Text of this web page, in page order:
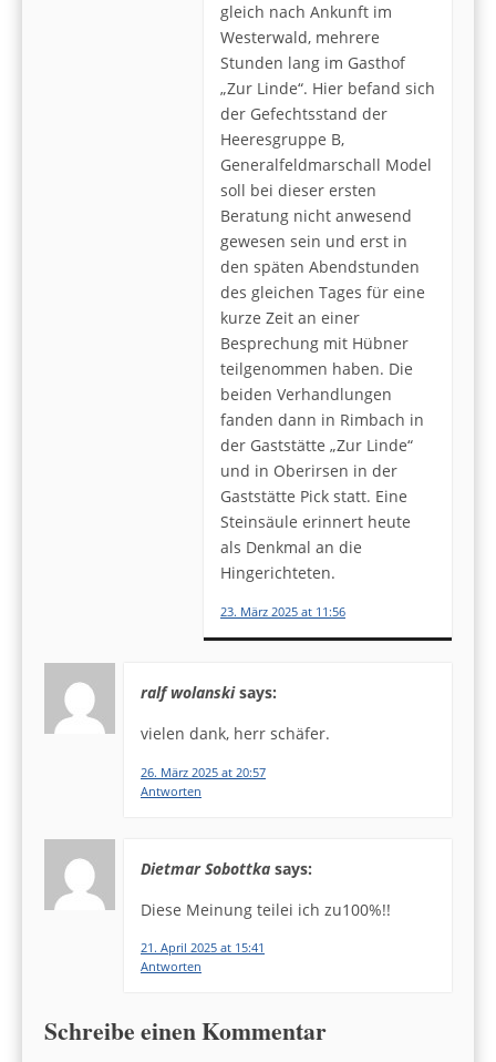
gleich nach Ankunft im
Westerwald, mehrere
Stunden lang im Gasthof
„Zur Linde“. Hier befand sich
der Gefechtsstand der
Heeresgruppe B,
Generalfeldmarschall Model
soll bei dieser ersten
Beratung nicht anwesend
gewesen sein und erst in
den späten Abendstunden
des gleichen Tages für eine
kurze Zeit an einer
Besprechung mit Hübner
teilgenommen haben. Die
beiden Verhandlungen
fanden dann in Rimbach in
der Gaststätte „Zur Linde“
und in Oberirsen in der
Gaststätte Pick statt. Eine
Steinsäule erinnert heute
als Denkmal an die
Hingerichteten.
23. März 2025 at 11:56
ralf wolanski says:
vielen dank, herr schäfer.
26. März 2025 at 20:57
Antworten
Dietmar Sobottka says:
Diese Meinung teilei ich zu100%!!
21. April 2025 at 15:41
Antworten
Schreibe einen Kommentar